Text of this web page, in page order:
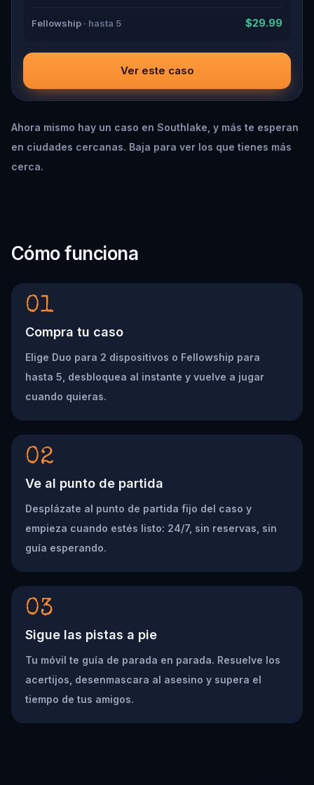
Fellowship · hasta 5 $29.99
Ver este caso
Ahora mismo hay un caso en Southlake, y más te esperan
en ciudades cercanas. Baja para ver los que tienes más
cerca.
Cómo funciona
01
Compra tu caso
Elige Duo para 2 dispositivos o Fellowship para
hasta 5, desbloquea al instante y vuelve a jugar
cuando quieras.
02
Ve al punto de partida
Desplázate al punto de partida fijo del caso y
empieza cuando estés listo: 24/7, sin reservas, sin
guía esperando.
03
Sigue las pistas a pie
Tu móvil te guía de parada en parada. Resuelve los
acertijos, desenmascara al asesino y supera el
tiempo de tus amigos.